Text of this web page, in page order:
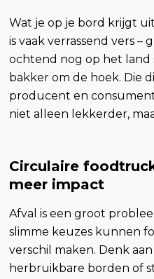
Wat je op je bord krijgt
is vaak verrassend vers
ochtend nog op het land
bakker om de hoek. Die
producent en
niet alleen lekkerder,
Circulaire
meer impact
Afval is een groot
slimme keuzes kunnen
verschil maken. Denk
herbruikbare borden of